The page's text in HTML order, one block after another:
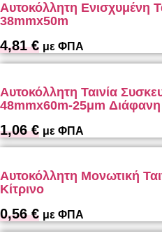
Αυτοκόλλητη Ενισχυμένη
38mmx50m
4,81€ με ΦΠΑ
Αυτοκόλλητη Ταινία
48mmx60m-25μm
1,06€ με ΦΠΑ
Αυτοκόλλητη Μονωτική
Κίτρινο
0,56€ με ΦΠΑ